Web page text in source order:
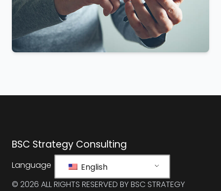
BSC Strategy Consulting
Language
English
© 2026 ALL RIGHTS RESERVED BY BSC STRATEGY